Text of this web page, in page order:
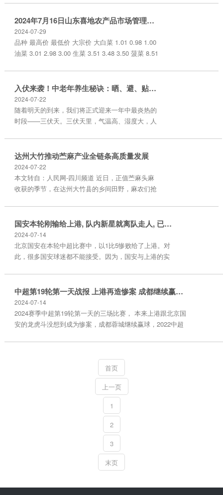
她开始...
花 6.00 5.00 5.50 西葫芦 4.00 3.00 3.50 ...
2024年7月16日山东喜地农产品市场管理有限公司价格行情
2024-07-29
品种 最高价 最低价 大宗价 大白菜 1.01 0.98 1.00
油菜 3.01 2.98 3.00 生菜 3.51 3.48 3.50 菠菜 8.51
2.51 2.48 2.50 生姜 12.61 12.58 12.60 ...
入伏来袭！中老年养生秘诀：晒、避、贴、调，你get了吗？
2024-07-22
随着明天的到来，我们将正式迎来一年中最炎热的
时段——三伏天。三伏天里，气温高、湿度大，人
们一起来聊聊如何在伏天里做好养生，记住这“1要
晒、2不去、3要贴、4不光”的养生秘诀，健康度过
这个夏天！ 一、要晒——适当晒太阳，补钙又养生
说到晒太阳，很多人可能会觉得这是年轻人的事，
达州大竹推动苎麻产业全链条高质量发展
2024-07-22
本文转自：人民网-四川频道 近日，正值苎麻头麻
收获的季节，在达州大竹县的乡间田野，麻农们抢
国优质苎麻原料生产基地县。 近年来，大竹县把苎
麻产业作为富民强县的主导产业，在注重苎麻产业
基地建设的同时，发展苎麻精深加工，在品种改
良、基地建设、园区打造、机械打剥、产业链条上
国安本轮刚输给上港, 队内新星就离队走人, 已卷铺盖现身新东家!
2024-07-14
北京国安在本轮中超比赛中，以1比5惨败给了上港。对
此，很多国安球迷都不能接受。因为，国安与上港的实
下，也需要做出了调整。值得一提的是国安刚1比5输给
上港，队中王牌阮奇龙就离队了。 阮奇龙离开国安的原
因很简单，就是他在俱乐部踢不上主力。国安与上港的
比赛，球队主力中卫马马杜不能出战。很多球迷都建议
中超第19轮第一天战报 上港再造惨案 成都继续赢球 前中超冠军被逼平
2024-07-14
2024赛季中超第19轮第一天的三场比赛， 本来上港跟北京国
安的龙虎斗没想到成为惨案，成都蓉城继续赢球，2022中超
局的时候，北京国安林良铭首先进球，本以为国安可以阻击
上港12连胜的时候，结果武磊大发神威，还有古斯塔沃进
球、 让北京国安招架不住， 赛后北京国安主教练的压力非常
首页
上一页
1
2
3
末页